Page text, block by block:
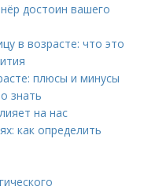
достоин вашего
в возрасте: что это
плюсы и минусы
знать
на нас
как определить